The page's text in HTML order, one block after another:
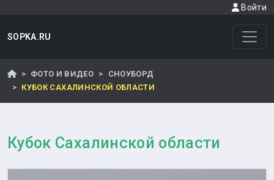
Войти
SOPKA.RU
ФОТО И ВИДЕО
СНОУБОРД
КУБОК САХАЛИНСКОЙ ОБЛАСТИ
Кубок Сахалинской области